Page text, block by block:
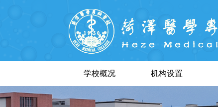
学校概况 机构设置